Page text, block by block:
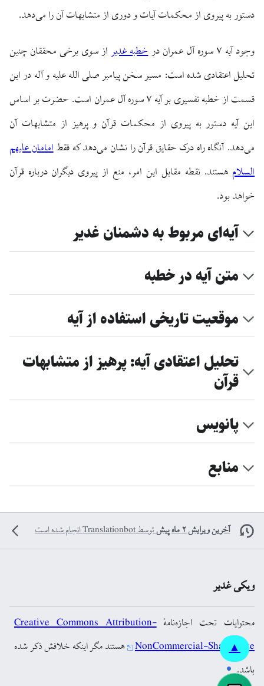
دستور به پیروی از محکمات آیات و دوری از متشابهات آن را می‌دهد.
وجود آیه ۷ سوره آل عمران در
خطبه غدیراز سوی برخی محققان چنین
تحلیل اعتقادی شده است: مسیر سخن پیامبر صلی الله علیه و آله در این
قسمت از خطبه تفسیری بر آیه ۷ سوره آل عمران است. حضرت بر اساس
این آیه دستور به پیروی از محکمات قرآن و پرهیز از متشابهات آن
می‌دهد. آنگاه راه درک حقایق قرآن را نشان می‌دهد که فقطامامان علیهم
السلام هستند. نقطه مقابل این امر، منع از پیروی دیگران درباره قرآن
خواهد بود.
آیه‌ای مربوط به دشمنان غدیر
متن آیه در خطبه
موقعیت تاریخی استفاده از آیه
تحلیل اعتقادی آیه: پرهیز از متشابهات
قرآن
پانویس
منابع
▲
آخرین ویرایش ۲ ماه پیش توسطTranslationbotانجام شده است
ویکی غدیر
محتوایات تحت اجازه‌نامهٔCreative Commons Attribution-
NonCommercial-ShareAlike هستند مگر اینکه خلافش ذکر شده
باشد.